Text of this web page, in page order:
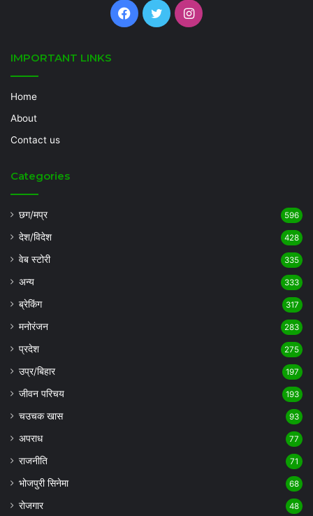
Facebook
TwitterInstagram
IMPORTANT LINKS
Home
About
Contact us
Categories
छग/मप्र 596
देश/विदेश 428
वेब स्टोरी 335
अन्य 333
ब्रेकिंग 317
मनोरंजन 283
प्रदेश 275
उप्र/बिहार 197
जीवन परिचय 193
चउचक खास 93
अपराध 77
राजनीति 71
भोजपुरी सिनेमा 68
रोजगार 48